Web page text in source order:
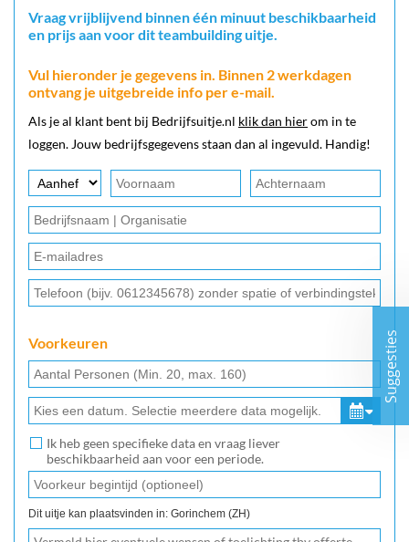
Vraag vrijblijvend binnen één minuut beschikbaarheid
en prijs aan voor dit teambuilding uitje.
Vul hieronder je gegevens in. Binnen 2 werkdagen
ontvang je uitgebreide info per e-mail.
Als je al klant bent bij Bedrijfsuitje.nl klik dan hierom in te
loggen. Jouw bedrijfsgegevens staan dan al ingevuld. Handig!
Voorkeuren
Ik heb geen specifieke data en vraag liever
beschikbaarheid aan voor een periode.
Dit uitje kan plaatsvinden in: Gorinchem (ZH)
Suggesties